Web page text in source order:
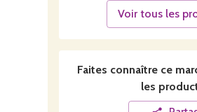
Voir tous les
Faites connaître ce
les